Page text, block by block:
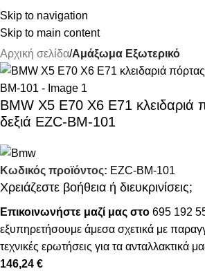
Skip to navigation
Skip to main content
Αρχική σελίδα Αμάξωμα Εξωτερικό
BMW X5 E70 X6 E71 κλειδαριά
δεξιά EZC-BM-101
Κωδικός προϊόντος: EZC-BM-101
Χρειάζεστε βοήθεια ή διευκρινίσεις;
Επικοινωνήστε μαζί μας στο 695 192
εξυπηρετήσουμε άμεσα σχετικά με
τεχνικές ερωτήσεις για τα ανταλλακτικά
146,24 €